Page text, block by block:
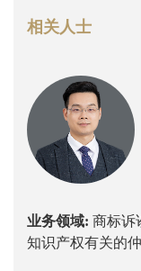
相关人士
业务领域: 商标诉
知识产权有关的